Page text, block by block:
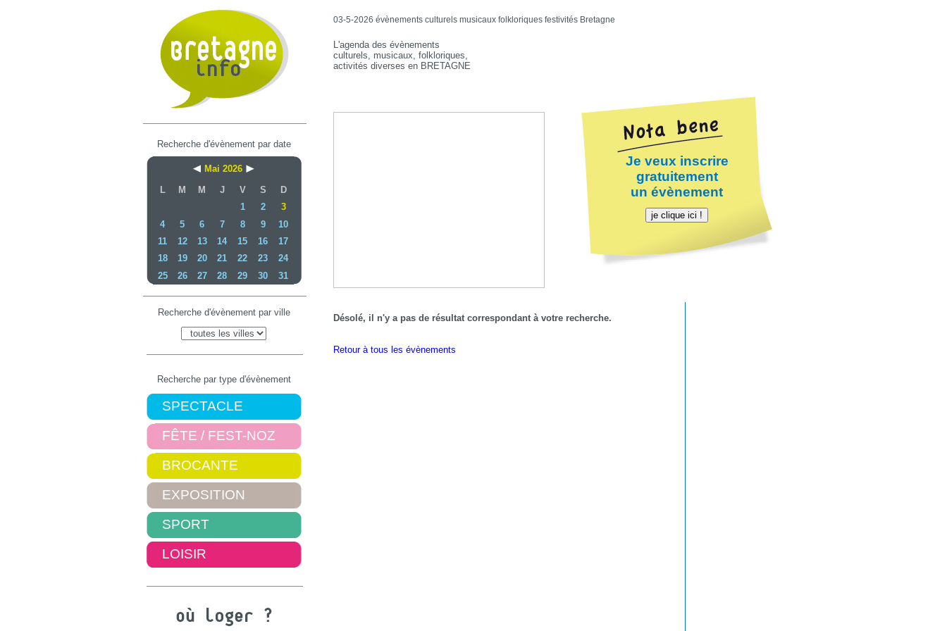
03-5-2026 évènements culturels musicaux folkloriques festivités Bretagne
L'agenda des évènements
culturels, musicaux, folkloriques,
activités diverses en BRETAGNE
Je veux inscrire
gratuitement
un évènement
Recherche d'évènement par date
Mai 2026
L
M M J V S
D
1
2
3
4
5 6 7 8 9
10
11
12 13 14 15 16
17
18
19 20 21 22 23
24
25
26 27 28 29 30 31
Recherche d'évènement par ville
Recherche par type d'évènement
SPECTACLE
FÊTE / FEST-NOZ
BROCANTE
EXPOSITION
SPORT
LOISIR
Désolé, il n'y a pas de résultat correspondant à votre recherche.
Retour à tous les évènements